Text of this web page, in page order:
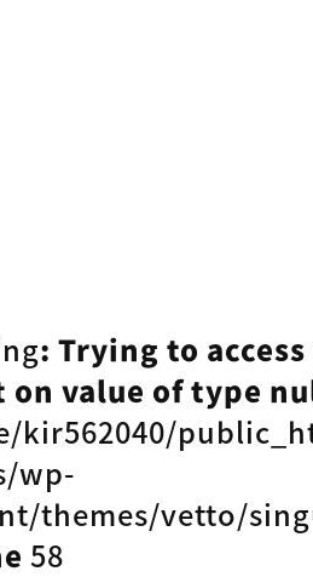
: Trying to
on value of type
kir562040/
wp-
themes/vetto/
58